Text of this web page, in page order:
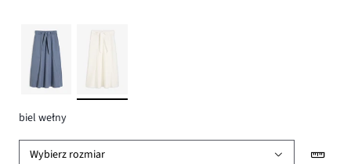
biel wełny
Wybierz rozmiar